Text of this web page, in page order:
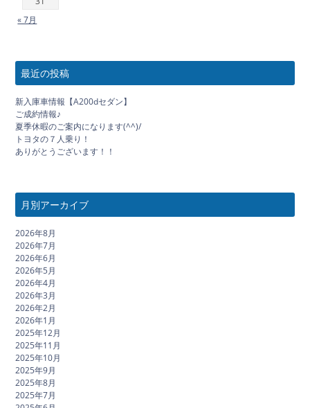
« 7月
最近の投稿
新入庫車情報【A200dセダン】
ご成約情報♪
夏季休暇のご案内になります(^^)/
トヨタの７人乗り！
ありがとうございます！！
月別アーカイブ
2026年8月
2026年7月
2026年6月
2026年5月
2026年4月
2026年3月
2026年2月
2026年1月
2025年12月
2025年11月
2025年10月
2025年9月
2025年8月
2025年7月